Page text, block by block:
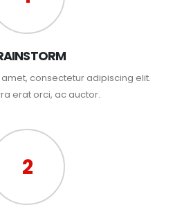
consectetur adipiscing elit.
erat orci, ac auctor.
2